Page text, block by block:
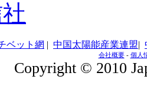
ベット網 | 中国太陽能産業連盟|
会社概要- 個人
Copyright © 2010